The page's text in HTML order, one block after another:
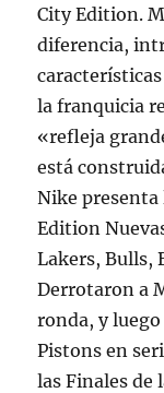
City Edition.
diferencia,
características
la franquicia
«refleja
está
Nike presenta
Edition
Lakers, Bulls,
Derrotaron a
ronda, y
Pistons en
las Finales de